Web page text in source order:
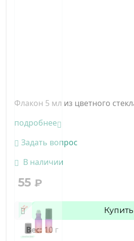
Флакон 5 мл из цветного
подробнее
Задать вопрос
В наличии
55 ₽
Купить
Вес: 10 г